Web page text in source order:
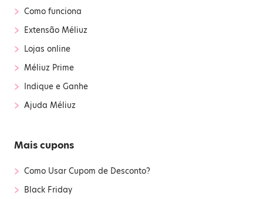
› Como funciona
› Extensão Méliuz
› Lojas online
› Méliuz Prime
› Indique e Ganhe
› Ajuda Méliuz
Mais cupons
› Como Usar Cupom de Desconto?
› Black Friday